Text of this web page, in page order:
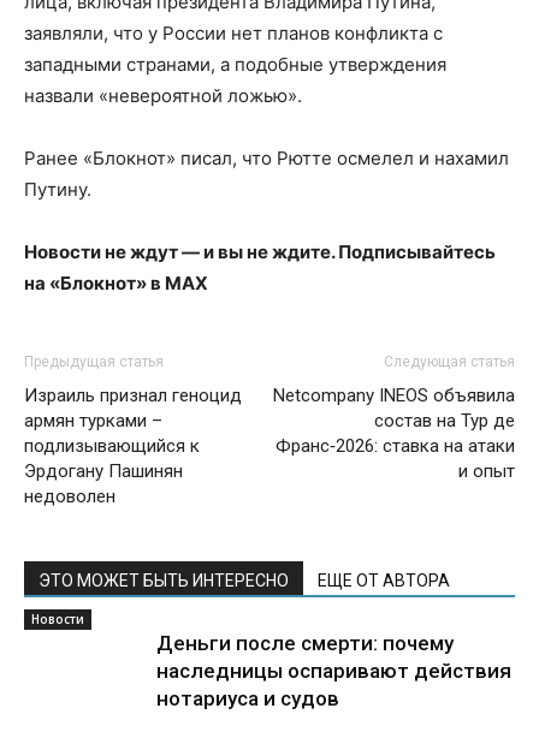
заявляли, что у России нет планов конфликта с
западными странами, а подобные утверждения
назвали «невероятной ложью».
Ранее «Блокнот» писал, что Рютте осмелел и нахамил
Путину.
Новости не ждут — и вы не ждите. Подписывайтесь
на «Блокнот» в MAX
Предыдущая статья
Израиль признал геноцид
армян турками –
подлизывающийся к
Эрдогану Пашинян
недоволен
Следующая статья
Netcompany INEOS объявила
состав на Тур де
Франс‑2026: ставка на атаки
и опыт
ЭТО МОЖЕТ БЫТЬ ИНТЕРЕСНО ЕЩЕ ОТ АВТОРА
Новости
Деньги после смерти: почему
наследницы оспаривают действия
нотариуса и судов